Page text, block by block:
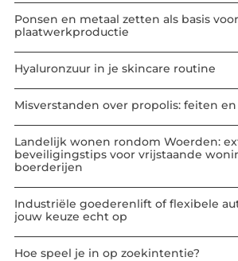
Ponsen en metaal zetten als basis
plaatwerkproductie
Hyaluronzuur in je skincare routine
Misverstanden over propolis: feiten
Landelijk wonen rondom Woerden:
beveiligingstips voor vrijstaande
boerderijen
Industriële goederenlift of flexibele
jouw keuze echt op
Hoe speel je in op zoekintentie?